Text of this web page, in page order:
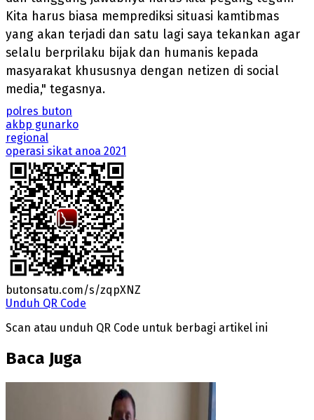
Kita harus biasa memprediksi situasi kamtibmas
yang akan terjadi dan satu lagi saya tekankan agar
selalu berprilaku bijak dan humanis kepada
masyarakat khususnya dengan netizen di social
media," tegasnya.
polres buton
akbp gunarko
regional
operasi sikat anoa 2021
butonsatu.com/s/zqpXNZ
Unduh QR Code
Scan atau unduh QR Code untuk berbagi artikel ini
Baca Juga